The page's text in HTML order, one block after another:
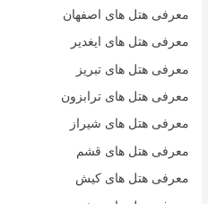
معرفی هتل های اصفهان
معرفی هتل های ایغدیر
معرفی هتل های تبریز
معرفی هتل های ترابزون
معرفی هتل های شیراز
معرفی هتل های قشم
معرفی هتل های کیش